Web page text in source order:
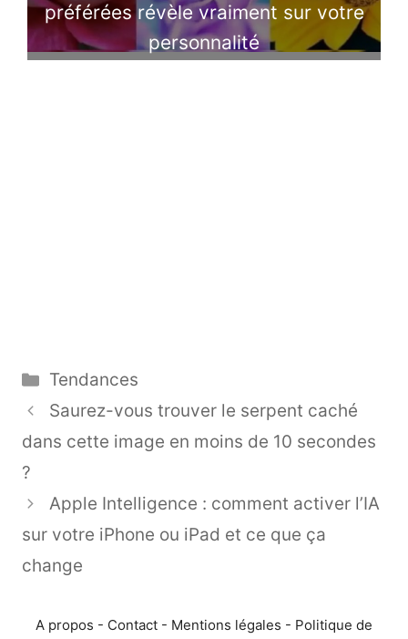
préférées révèle vraiment sur votre
personnalité
Catégories
Tendances
Saurez-vous trouver le serpent caché
dans cette image en moins de 10 secondes
?
Apple Intelligence : comment activer l’IA
sur votre iPhone ou iPad et ce que ça
change
A propos - Contact - Mentions légales - Politique de